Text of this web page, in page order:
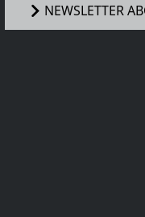
NEWSLETTER